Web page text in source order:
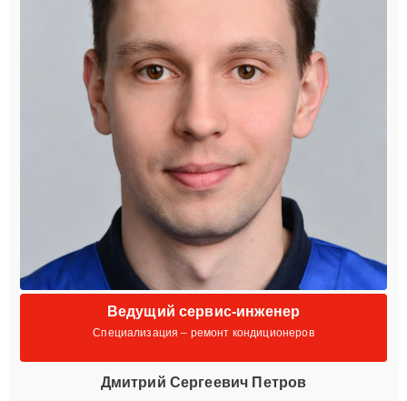
Ведущий сервис-инженер
Специализация – ремонт кондиционеров
Дмитрий Сергеевич Петров